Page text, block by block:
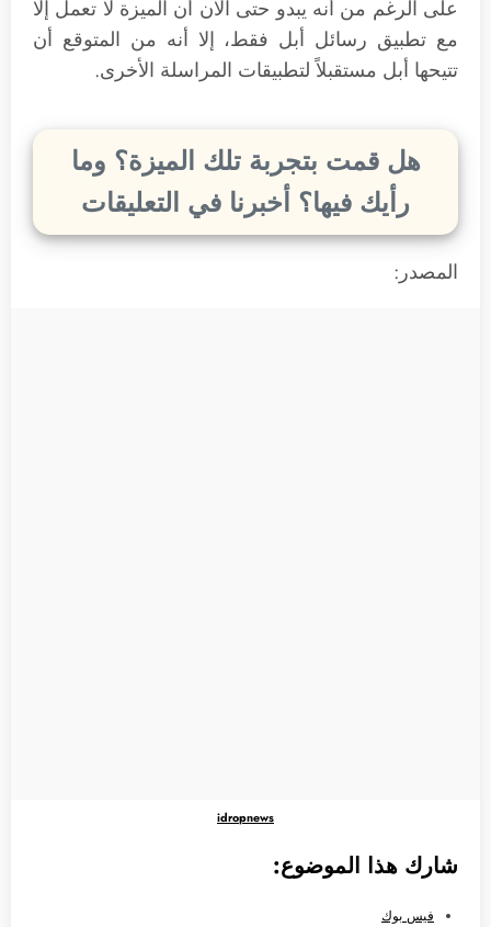
على الرغم من أنه يبدو حتى الآن أن الميزة لا تعمل إلا
مع تطبيق رسائل أبل فقط، إلا أنه من المتوقع أن
تتيحها أبل مستقبلاً لتطبيقات المراسلة الأخرى.
هل قمت بتجربة تلك الميزة؟ وما
رأيك فيها؟ أخبرنا في التعليقات
المصدر:
idropnews
شارك هذا الموضوع:
فيس بوك